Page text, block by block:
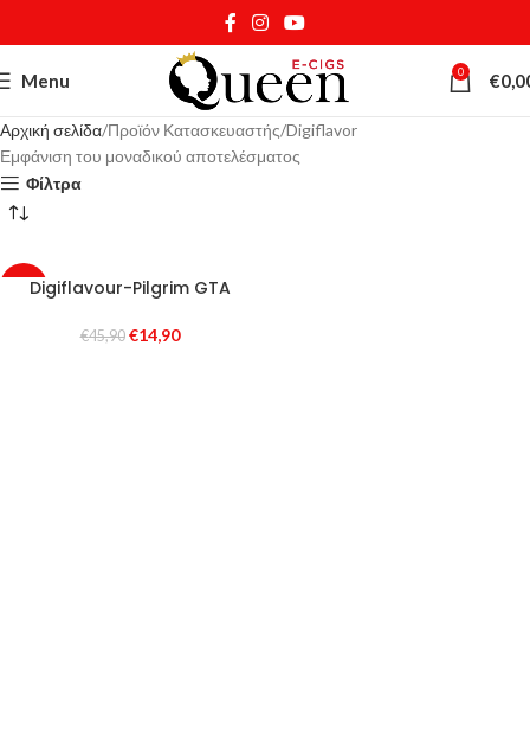
Menu 0 €
Αρχική σελίδα Προϊόν Κατασκευαστής Digiflavor
Εμφάνιση του μοναδικού αποτελέσματος
Φίλτρα
-68%Digiflavour-Pilgrim GTA
€45,90 €14,90